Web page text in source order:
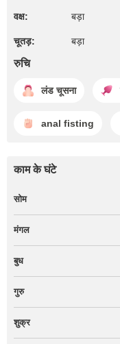
वक्ष: बड़ा
चूतड़: बड़ा
रुचि
लंड चूसना
anal fisting
काम के घंटे
सोम
मंगल
बुध
गुरु
शुक्र